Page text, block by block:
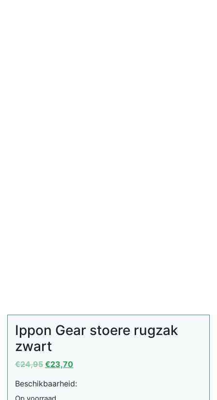
Ippon Gear stoere rugzak
zwart
€24,95 Oorspronkelijke
was:
€23,70Huidige
is:
Beschikbaarheid: